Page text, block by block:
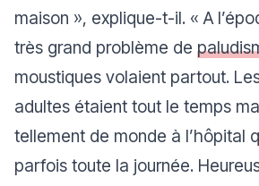
maison », explique-t-il. «A
très grand problème de
moustiques volaient partout.
adultes étaient tout le temps
tellement de monde à l’hôpital
parfois toute la journée.